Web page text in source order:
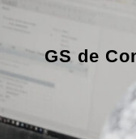
GS de